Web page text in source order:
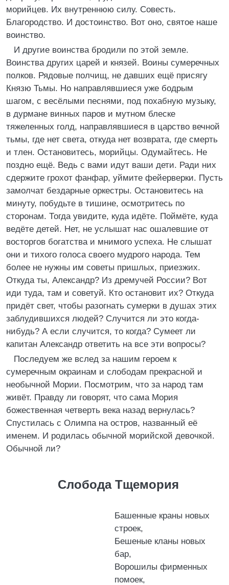
морийцев. Их внутреннюю силу. Совесть.
Благородство. И достоинство. Вот оно, святое наше
воинство.
И другие воинства бродили по этой земле.
Воинства других царей и князей. Воины сумеречных
полков. Рядовые полчищ, не давших ещё присягу
Князю Тьмы. Но направлявшиеся уже бодрым
шагом, с весёлыми песнями, под похабную музыку,
в дурмане винных паров и мутном блеске
тяжеленных голд, направлявшиеся в царство вечной
тьмы, где нет света, откуда нет возврата, где смерть
и тлен. Остановитесь, морийцы. Одумайтесь. Не
поздно ещё. Ведь с вами идут ваши дети. Ради них
сдержите грохот фанфар, уймите фейерверки. Пусть
замолчат бездарные оркестры. Остановитесь на
минуту, побудьте в тишине, осмотритесь по
сторонам. Тогда увидите, куда идёте. Поймёте, куда
ведёте детей. Нет, не услышат нас ошалевшие от
восторгов богатства и мнимого успеха. Не слышат
они и тихого голоса своего мудрого народа. Тем
более не нужны им советы пришлых, приезжих.
Откуда ты, Александр? Из дремучей России? Вот
иди туда, там и советуй. Кто остановит их? Откуда
придёт свет, чтобы разогнать сумерки в душах этих
заблудившихся людей? Случится ли это когда-
нибудь? А если случится, то когда? Сумеет ли
капитан Александр ответить на все эти вопросы?
Последуем же вслед за нашим героем к
сумеречным окраинам и слободам прекрасной и
необычной Мории. Посмотрим, что за народ там
живёт. Правду ли говорят, что сама Мория
божественная четверть века назад вернулась?
Спустилась с Олимпа на остров, названный её
именем. И родилась обычной морийской девочкой.
Обычной ли?
Слобода Тщемория
Башенные краны новых
строек,
Бешеные кланы новых
бар,
Ворошилы фирменных
помоек,